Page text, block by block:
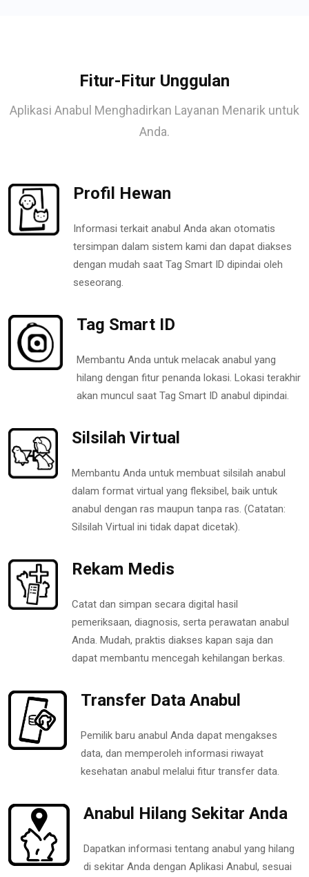
Fitur-Fitur Unggulan
Aplikasi Anabul Menghadirkan Layanan Menarik untuk
Anda.
Profil Hewan
Informasi terkait anabul Anda akan otomatis
tersimpan dalam sistem kami dan dapat diakses
dengan mudah saat Tag Smart ID dipindai oleh
seseorang.
Tag Smart ID
Membantu Anda untuk melacak anabul yang
hilang dengan fitur penanda lokasi. Lokasi terakhir
akan muncul saat Tag Smart ID anabul dipindai.
Silsilah Virtual
Membantu Anda untuk membuat silsilah anabul
dalam format virtual yang fleksibel, baik untuk
anabul dengan ras maupun tanpa ras. (Catatan:
Silsilah Virtual ini tidak dapat dicetak).
Rekam Medis
Catat dan simpan secara digital hasil
pemeriksaan, diagnosis, serta perawatan anabul
Anda. Mudah, praktis diakses kapan saja dan
dapat membantu mencegah kehilangan berkas.
Transfer Data Anabul
Pemilik baru anabul Anda dapat mengakses
data, dan memperoleh informasi riwayat
kesehatan anabul melalui fitur transfer data.
Anabul Hilang Sekitar Anda
Dapatkan informasi tentang anabul yang hilang
di sekitar Anda dengan Aplikasi Anabul, sesuai